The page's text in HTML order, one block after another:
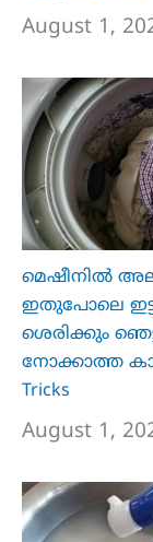
August 1,
മെഷീനിൽ
ഇതുപോലെ
ശെരിക്കും
നോക്കാത്ത
Tricks
August 1,